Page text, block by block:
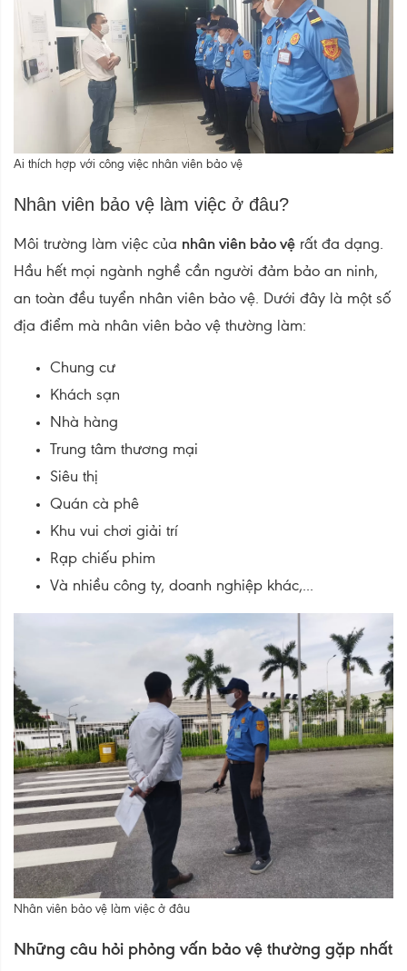
Ai thích hợp với công việc nhân viên bảo vệ
Nhân viên bảo vệ làm việc ở đâu?
Môi trường làm việc của nhân viên bảo vệ rất đa dạng.
Hầu hết mọi ngành nghề cần người đảm bảo an ninh,
an toàn đều tuyển nhân viên bảo vệ. Dưới đây là một số
địa điểm mà nhân viên bảo vệ thường làm:
Chung cư
Khách sạn
Nhà hàng
Trung tâm thương mại
Siêu thị
Quán cà phê
Khu vui chơi giải trí
Rạp chiếu phim
Và nhiều công ty, doanh nghiệp khác,...
Nhân viên bảo vệ làm việc ở đâu
Những câu hỏi phỏng vấn bảo vệ thường gặp nhất